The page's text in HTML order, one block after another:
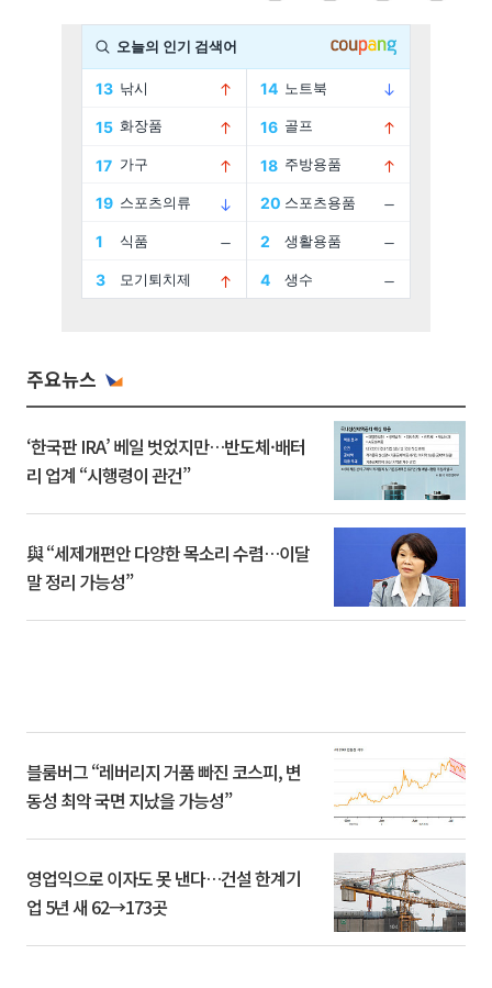
주요뉴스
‘한국판 IRA’ 베일 벗었지만…반도체·배터
리 업계 “시행령이 관건”
與 “세제개편안 다양한 목소리 수렴…이달
말 정리 가능성”
블룸버그 “레버리지 거품 빠진 코스피, 변
동성 최악 국면 지났을 가능성”
영업익으로 이자도 못 낸다…건설 한계기
업 5년 새 62→173곳